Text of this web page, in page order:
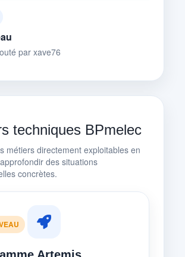
par xave76
techniques BPmelec
métiers directement exploitables en
des situations
concrètes.